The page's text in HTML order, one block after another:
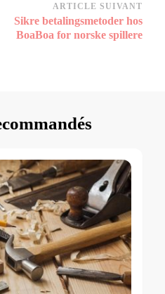
ARTICLE SUIVANT
Sikre betalingsmetoder hos
BoaBoa for norske spillere